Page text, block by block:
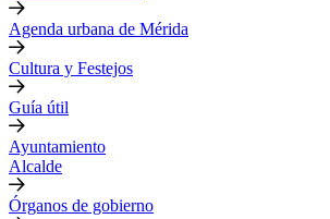
Agenda urbana de Mérida
Cultura y Festejos
Guía útil
Ayuntamiento
Alcalde
Órganos de gobierno